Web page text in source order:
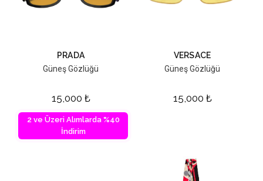
PRADA
Güneş Gözlüğü
15,000 ₺
2 ve Üzeri Alımlarda %40
İndirim
VERSACE
Güneş Gözlüğü
15,000 ₺